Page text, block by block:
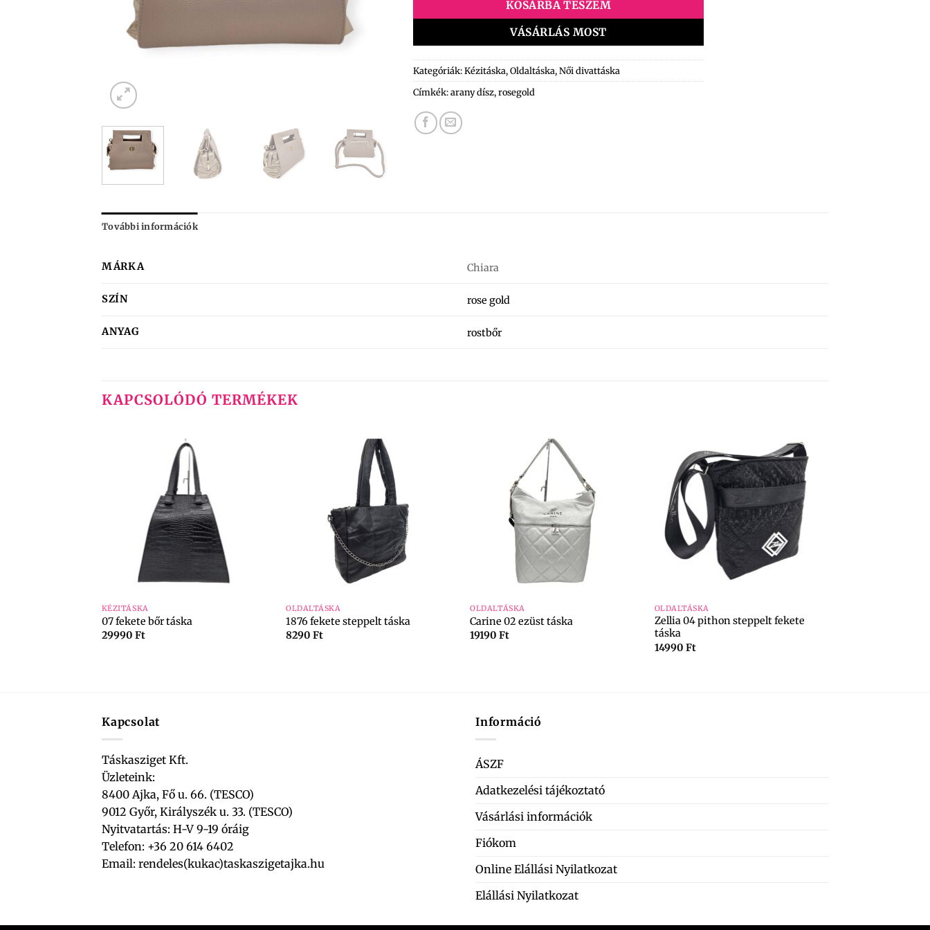
KOSÁRBA TESZEM
VÁSÁRLÁS MOST
Kategóriák:Kézitáska,Oldaltáska,Női divattáska
Címkék:arany dísz,rosegold
További információk
MÁRKA Chiara
SZÍN rose gold
ANYAG rostbőr
KAPCSOLÓDÓ TERMÉKEK
KÉZITÁSKA
07 fekete bőr táska
29990 Ft
OLDALTÁSKA
1876 fekete steppelt táska
8290Ft
OLDALTÁSKA
Carine 02 ezüst táska
19190Ft
OLDALTÁSKA
Zellia 04 pithon steppelt fekete
táska
14990 Ft
Kapcsolat
Táskasziget Kft.
Üzleteink:
8400 Ajka, Fő u. 66. (TESCO)
9012 Győr, Királyszék u. 33. (TESCO)
Nyitvatartás: H-V 9-19 óráig
Telefon: +36 20 614 6402
Email: rendeles(kukac)taskaszigetajka.hu
Információ
ÁSZF
Adatkezelési tájékoztató
Vásárlási információk
Fiókom
Online Elállási Nyilatkozat
Elállási Nyilatkozat